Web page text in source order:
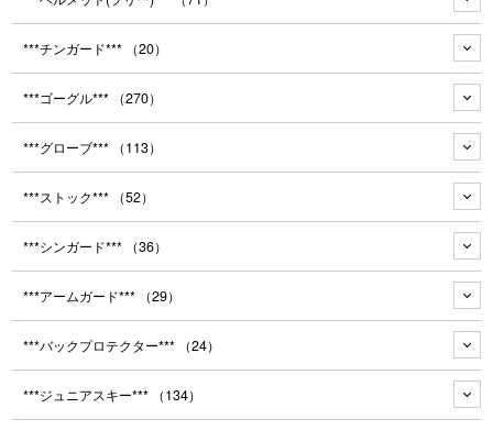
***チンガード*** （20）
***ゴーグル*** （270）
***グローブ*** （113）
***ストック*** （52）
***シンガード*** （36）
***アームガード*** （29）
***バックプロテクター*** （24）
***ジュニアスキー*** （134）